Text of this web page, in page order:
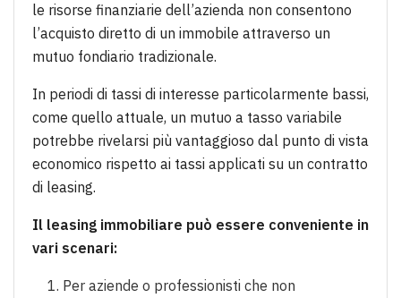
le risorse finanziarie dell’azienda non consentono
l’acquisto diretto di un immobile attraverso un
mutuo fondiario tradizionale.
In periodi di tassi di interesse particolarmente bassi,
come quello attuale, un mutuo a tasso variabile
potrebbe rivelarsi più vantaggioso dal punto di vista
economico rispetto ai tassi applicati su un contratto
di leasing.
Il leasing immobiliare può essere conveniente in
vari scenari:
Per aziende o professionisti che non